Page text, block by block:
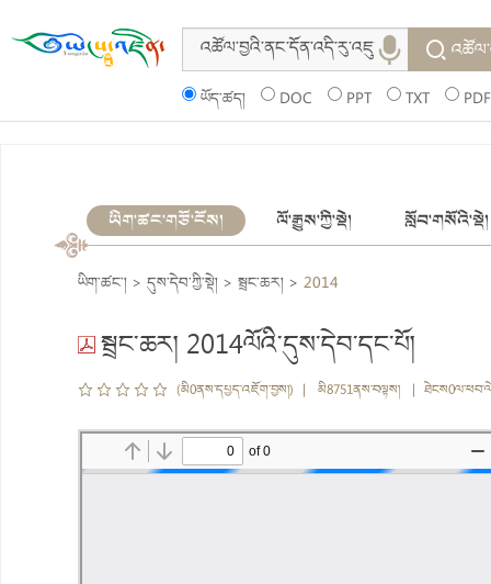
ཡོད་ཚད། DOC PPT TXT PDF
ཡིག་ཚང་གཙོ་ངོས། ལོ་རྒྱུས་ཀྱི་སྡེ། སློབ་གསོའི་སྡེ།
ཡིག་ཚང་། > དུས་དེབ་ཀྱི་སྡེ། > སྦྲང་ཆར། > 2014
སྦྲང་ཆར། 2014ལོའི་དུས་དེབ་དང་པོ།
(མི0ནས་དཔྱད་འཇོག་བྱས།) | མི8751ནས་བལྟས། |